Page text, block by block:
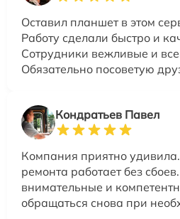
Оставил планшет в этом
Работу сделали быстро и
Сотрудники вежливые и
Обязательно посоветую
Кондратьев Павел
Компания приятно
ремонта работает без
внимательные и
обращаться снова при